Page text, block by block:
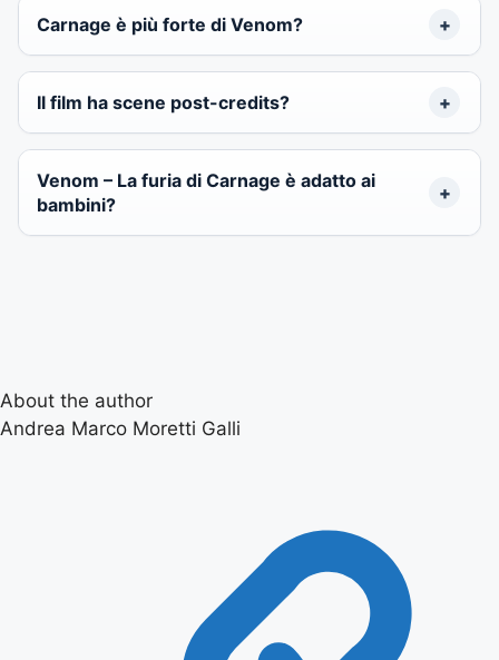
Carnage è più forte di Venom?
Il film ha scene post-credits?
Venom – La furia di Carnage è adatto ai
bambini?
About the author
Andrea Marco Moretti Galli